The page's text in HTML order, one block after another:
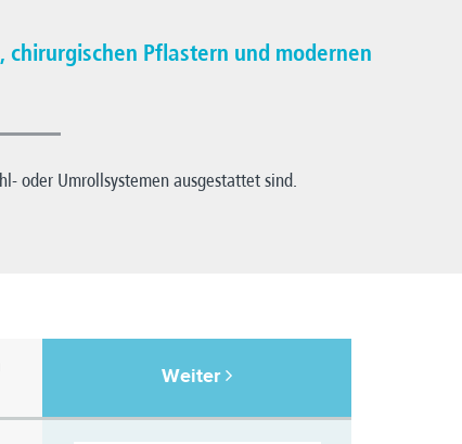
Pflastern und modernen
oder Umrollsystemen ausgestattet sind.
Weiter